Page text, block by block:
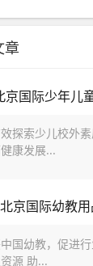
章
京国际少年儿
探索少儿校外
康发展...
京国际幼教
国幼教，促进
源 助...